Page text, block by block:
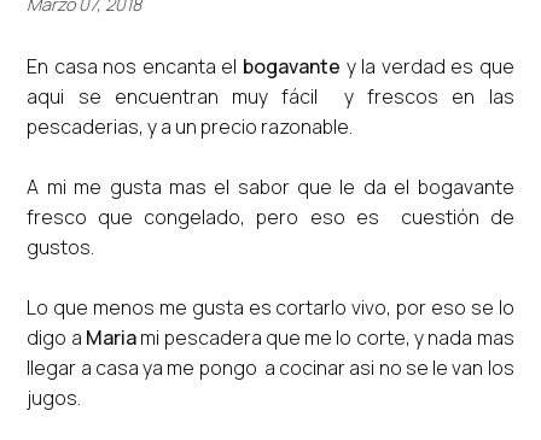
En casa nos encanta el bogavante y la verdad es que
aqui se encuentran muy fácil y frescos en las
pescaderias, y a un precio razonable.
A mi me gusta mas el sabor que le da el bogavante
fresco que congelado, pero eso es cuestión de
gustos.
Lo que menos me gusta es cortarlo vivo, por eso se lo
digo a Mariami pescadera que me lo corte, y nada mas
llegar a casa ya me pongo a cocinar asi no se le van los
jugos.